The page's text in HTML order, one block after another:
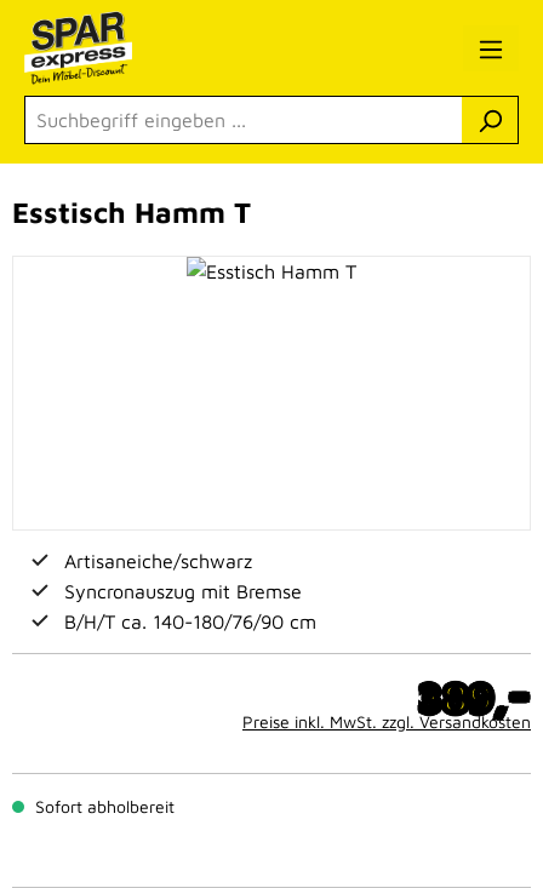
Zum Hauptinhalt springen
Bildergalerie überspringen
Esstisch Hamm T
Artisaneiche/schwarz
Syncronauszug mit Bremse
B/H/T ca. 140-180/76/90 cm
389,-
Preise inkl. MwSt. zzgl. Versandkosten
Sofort abholbereit